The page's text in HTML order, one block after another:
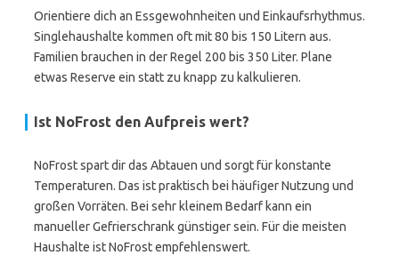
Orientiere dich an Essgewohnheiten und Einkaufsrhythmus.
Singlehaushalte kommen oft mit 80 bis 150 Litern aus.
Familien brauchen in der Regel 200 bis 350 Liter. Plane
etwas Reserve ein statt zu knapp zu kalkulieren.
Ist NoFrost den Aufpreis wert?
NoFrost spart dir das Abtauen und sorgt für konstante
Temperaturen. Das ist praktisch bei häufiger Nutzung und
großen Vorräten. Bei sehr kleinem Bedarf kann ein
manueller Gefrierschrank günstiger sein. Für die meisten
Haushalte ist NoFrost empfehlenswert.